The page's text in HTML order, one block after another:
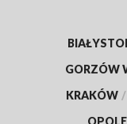
GORZÓW
KRAKÓW /
OPOLE